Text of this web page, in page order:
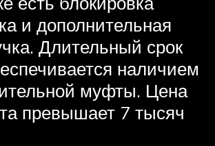
и дополнительная
Длительный срок
наличием
муфты. Цена
превышает 7 тысяч